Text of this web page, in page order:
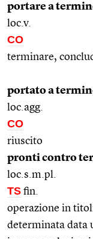
portare a
loc.v.
CO
terminare,
portato a
loc.agg.
CO
riuscito
pronti contro
loc.s.m.pl.
TS fin.
operazione in
determinata data